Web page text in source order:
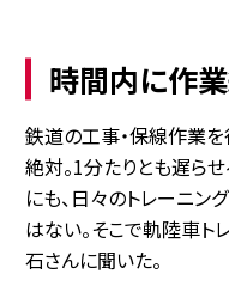
時間内に作
鉄道の工事・保線作業を
絶対。1分たりとも遅ら
にも、日々のトレーニン
はない。そこで軌陸車ト
石さんに聞いた。